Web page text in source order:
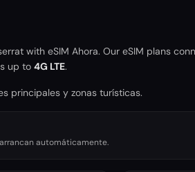
with eSIM Ahora. Our eSIM plans
up to 4G LTE.
principales y zonas turísticas.
automáticamente.